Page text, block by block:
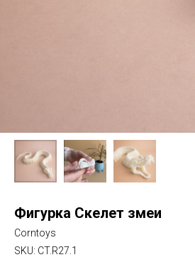
Фигурка Скелет змеи
Corntoys
SKU: CT.R27.1